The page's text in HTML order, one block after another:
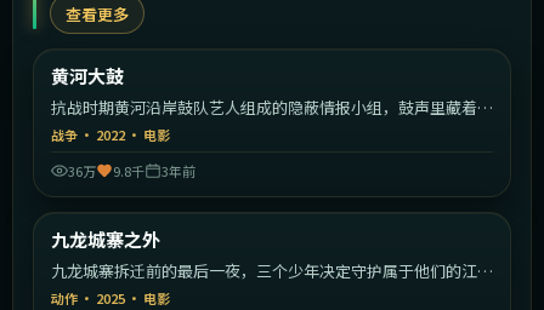
查看更多
热门
黄河大鼓
抗战时期黄河沿岸鼓队艺人组成的隐蔽情报小组，鼓声里藏着一
支军队的密码。
战争 · 2022· 电影
36万
9.8千 3年前
热门
九龙城寨之外
九龙城寨拆迁前的最后一夜，三个少年决定守护属于他们的江
湖。
动作 · 2025 · 电影